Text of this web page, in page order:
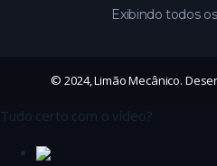
Exibindo todos
© 2024, Limão Mecânico.
Tudo certo com o vídeo?